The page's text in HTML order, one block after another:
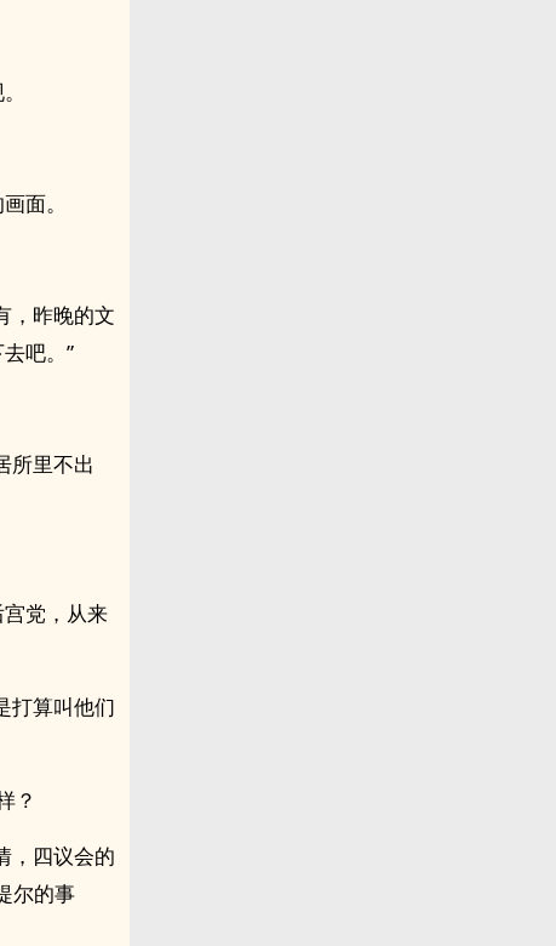
面。
，昨晚的文
吧。”
所里不出
党，从来
打算叫他们
？
，四议会的
尔的事